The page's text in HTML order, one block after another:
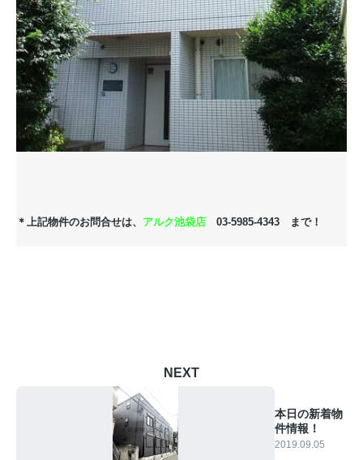
＊上記物件のお問合せは、 アルク池袋店 03-5985-4343 まで！
NEXT
本日の新着物
件情報！
2019.09.05